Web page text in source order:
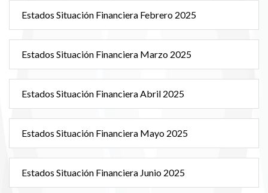
Estados Situación Financiera Febrero 2025
Estados Situación Financiera Marzo 2025
Estados Situación Financiera Abril 2025
Estados Situación Financiera Mayo 2025
Estados Situación Financiera Junio 2025